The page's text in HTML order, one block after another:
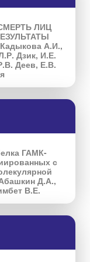
ЛИЦ
А.И.,
Дзик, И.Е.
Деев, Е.В.
ГАМК-
с
Д.А.,
В.Е.